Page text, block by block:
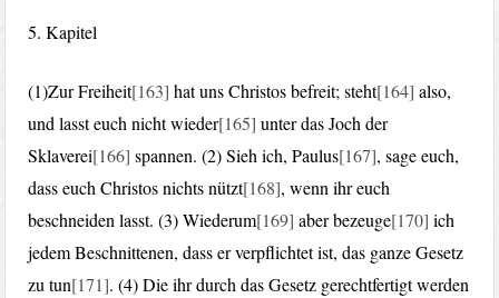
5. Kapitel
(1)Zur Freiheit[163] hat uns Christos befreit; steht[164] also,
und lasst euch nicht wieder[165] unter das Joch der
Sklaverei[166] spannen. (2) Sieh ich, Paulus[167], sage euch,
dass euch Christos nichts nützt[168], wenn ihr euch
beschneiden lasst. (3) Wiederum[169] aber bezeuge[170] ich
jedem Beschnittenen, dass er verpflichtet ist, das ganze Gesetz
zu tun[171]. (4) Die ihr durch das Gesetz gerechtfertigt werden